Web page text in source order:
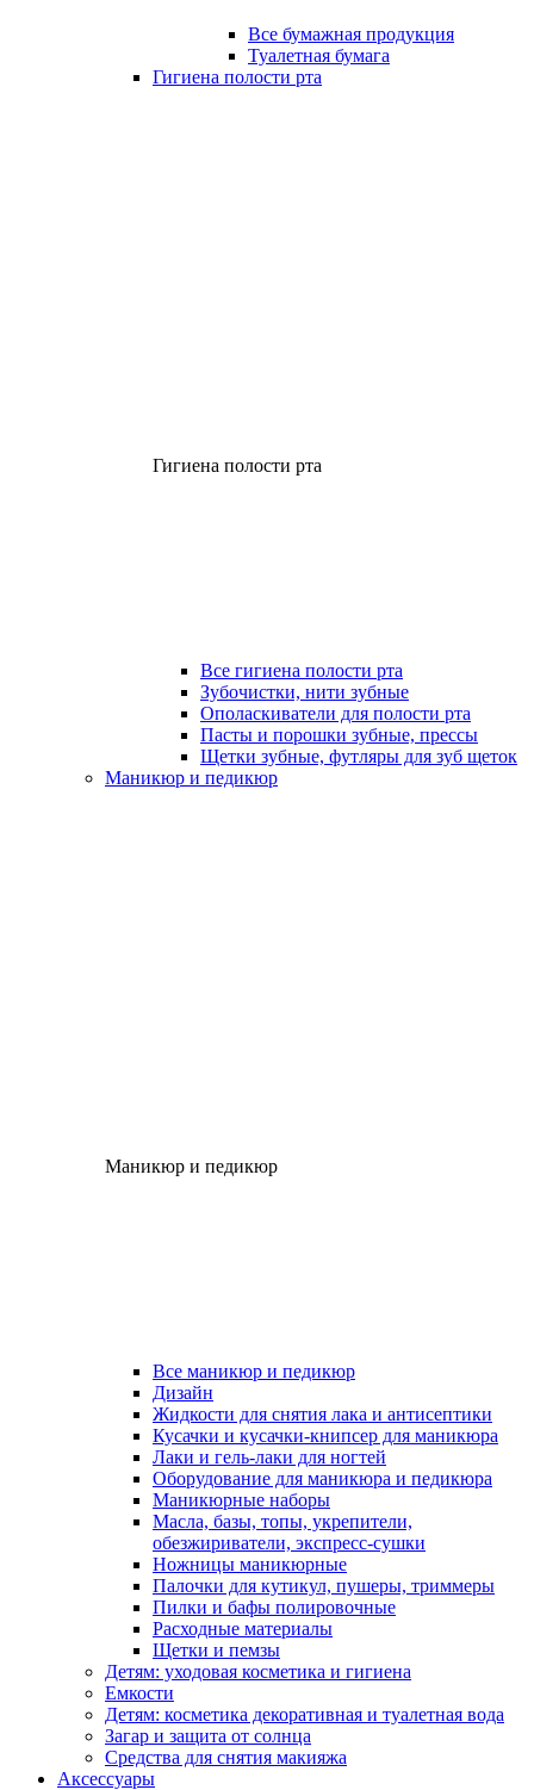
Все бумажная продукция
Туалетная бумага
Гигиена полости рта
Гигиена полости рта
Все гигиена полости рта
Зубочистки, нити зубные
Ополаскиватели для полости рта
Пасты и порошки зубные, прессы
Щетки зубные, футляры для зуб щеток
Маникюр и педикюр
Маникюр и педикюр
Все маникюр и педикюр
Дизайн
Жидкости для снятия лака и антисептики
Кусачки и кусачки-книпсер для маникюра
Лаки и гель-лаки для ногтей
Оборудование для маникюра и педикюра
Маникюрные наборы
Масла, базы, топы, укрепители,
обезжириватели, экспресс-сушки
Ножницы маникюрные
Палочки для кутикул, пушеры, триммеры
Пилки и бафы полировочные
Расходные материалы
Щетки и пемзы
Детям: уходовая косметика и гигиена
Емкости
Детям: косметика декоративная и туалетная вода
Загар и защита от солнца
Средства для снятия макияжа
Аксессуары